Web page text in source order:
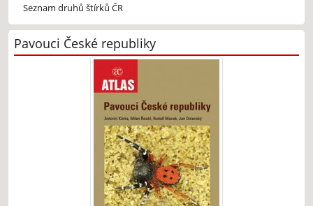
Seznam druhů štírků ČR
Pavouci České republiky